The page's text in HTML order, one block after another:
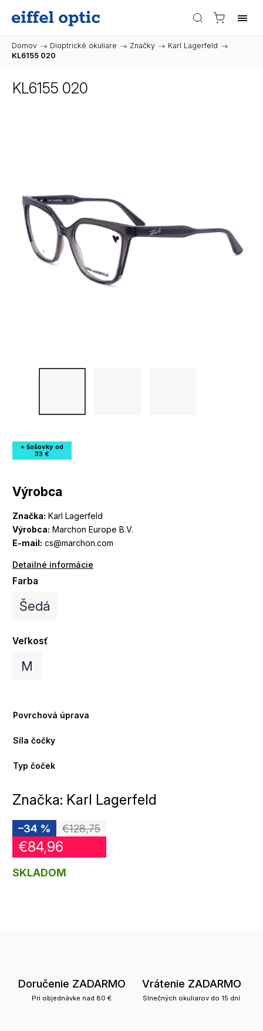
Domov / Dioptrické okuliare / Značky / Karl Lagerfeld /
KL6155 020
KL6155 020
Výrobca
Značka: Karl Lagerfeld
Výrobca: Marchon Europe B.V.
E-mail: cs@marchon.com
Detailné informácie
+ šošovky od
33 €
Farba
Šedá
Veľkosť
M
Povrchová úprava
Síla čočky
Typ čoček
Značka: Karl Lagerfeld
€128,75
–34 %
€84,96
SKLADOM
Doručenie ZADARMO
Pri objednávke nad 80 €
Vrátenie ZADARMO
Slnečných okuliarov do 15 dní